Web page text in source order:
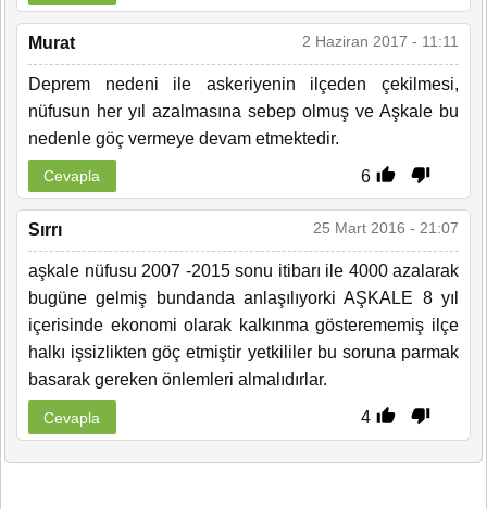
Murat 2 Haziran 2017 - 11:11
Deprem nedeni ile askeriyenin ilçeden çekilmesi,
nüfusun her yıl azalmasına sebep olmuş ve Aşkale bu
nedenle göç vermeye devam etmektedir.
6
Cevapla
Sırrı 25 Mart 2016 - 21:07
aşkale nüfusu 2007 -2015 sonu itibarı ile 4000 azalarak
bugüne gelmiş bundanda anlaşılıyorki AŞKALE 8 yıl
içerisinde ekonomi olarak kalkınma gösterememiş ilçe
halkı işsizlikten göç etmiştir yetkililer bu soruna parmak
basarak gereken önlemleri almalıdırlar.
4
Cevapla